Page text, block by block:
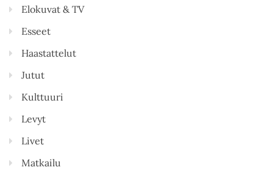
Elokuvat & TV
Esseet
Haastattelut
Jutut
Kulttuuri
Levyt
Livet
Matkailu